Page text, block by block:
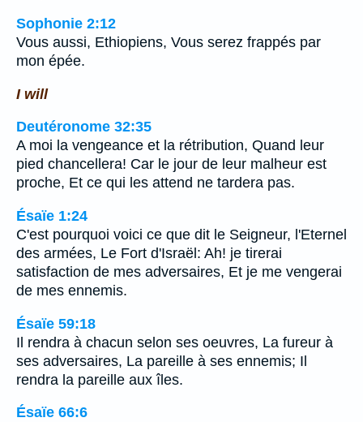
Sophonie 2:12
Vous aussi, Ethiopiens, Vous serez frappés par
mon épée.
I will
Deutéronome 32:35
A moi la vengeance et la rétribution, Quand leur
pied chancellera! Car le jour de leur malheur est
proche, Et ce qui les attend ne tardera pas.
Ésaïe 1:24
C'est pourquoi voici ce que dit le Seigneur, l'Eternel
des armées, Le Fort d'Israël: Ah! je tirerai
satisfaction de mes adversaires, Et je me vengerai
de mes ennemis.
Ésaïe 59:18
Il rendra à chacun selon ses oeuvres, La fureur à
ses adversaires, La pareille à ses ennemis; Il
rendra la pareille aux îles.
Ésaïe 66:6